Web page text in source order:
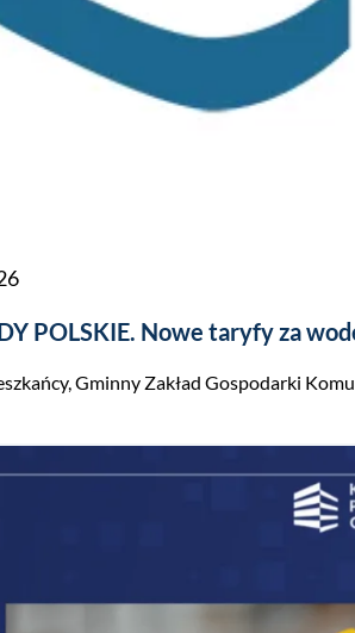
POLSKIE. Nowe taryfy za
Gminny Zakład Gospodarki